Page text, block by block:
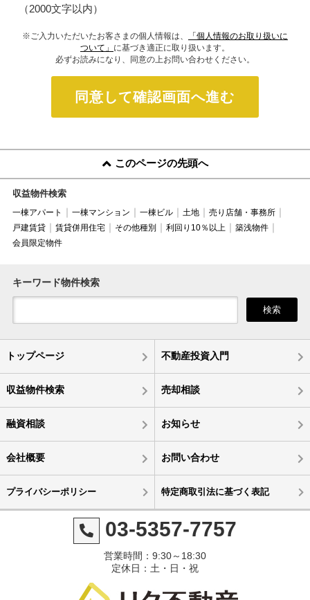
（2000文字以内）
※ご入力いただいたお客さまの個人情報は、
「個人情報のお取り扱いに
ついて」 に基づき適正に取り扱います。
必ずお読みになり、同意の上お問い合わせください。
同意して確認画面へ進む
このページの先頭へ
収益物件検索
一棟アパート 一棟マンション 一棟ビル 土地
売り店舗・事務所
戸建賃貸
賃貸併用住宅 その他種別 利回り10％以上
築浅物件
会員限定物件
キーワード物件検索
検索
トップページ 不動産投資入門
収益物件検索 売却相談
融資相談 お知らせ
会社概要 お問い合わせ
プライバシーポリシー 特定商取引法に基づく表記
03-5357-7757
営業時間：9:30～18:30
定休日：土・日・祝